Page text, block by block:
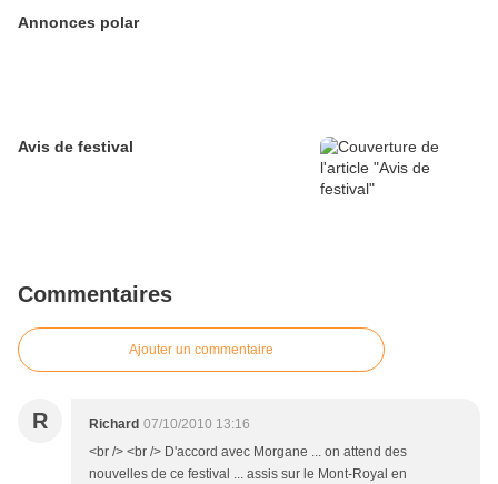
Annonces polar
Avis de festival
Commentaires
Ajouter un commentaire
R Richard 07/10/2010 13:16
<br /> <br /> D'accord avec Morgane ... on attend des
nouvelles de ce festival ... assis sur le Mont-Royal en